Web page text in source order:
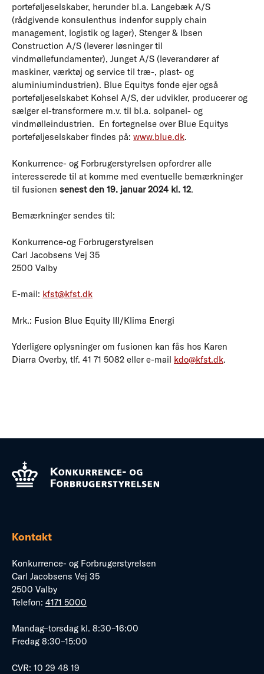
porteføljeselskaber, herunder bl.a. Langebæk A/S
(rådgivende konsulenthus indenfor supply chain
management, logistik og lager), Stenger & Ibsen
Construction A/S (leverer løsninger til
vindmøllefundamenter), Junget A/S (leverandører af
maskiner, værktøj og service til træ-, plast- og
aluminiumindustrien). Blue Equitys fonde ejer også
porteføljeselskabet Kohsel A/S, der udvikler, producerer og
sælger el-transformere m.v. til bl.a. solpanel- og
vindmølleindustrien. En fortegnelse over Blue Equitys
porteføljeselskaber findes på: www.blue.dk.
Konkurrence- og Forbrugerstyrelsen opfordrer alle
interesserede til at komme med eventuelle bemærkninger
til fusionen senest den 19. januar 2024 kl. 12.
Bemærkninger sendes til:
Konkurrence-og Forbrugerstyrelsen
Carl Jacobsens Vej 35
2500 Valby
E-mail: kfst@kfst.dk
Mrk.: Fusion Blue Equity III/Klima Energi
Yderligere oplysninger om fusionen kan fås hos Karen
Diarra Overby, tlf. 41 71 5082 eller e-mail kdo@kfst.dk.
Kontakt
Konkurrence- og Forbrugerstyrelsen
Carl Jacobsens Vej 35
2500 Valby
Telefon: 4171 5000
Mandag–torsdag kl. 8:30–16:00
Fredag 8:30–15:00
CVR: 10 29 48 19